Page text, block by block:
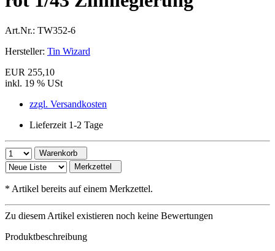
Art.Nr.: TW352-6
Hersteller: Tin Wizard
EUR 255,10
inkl. 19 % USt
zzgl. Versandkosten
Lieferzeit 1-2 Tage
Warenkorb
Merkzettel
* Artikel bereits auf einem Merkzettel.
Zu diesem Artikel existieren noch keine Bewertungen
Produktbeschreibung